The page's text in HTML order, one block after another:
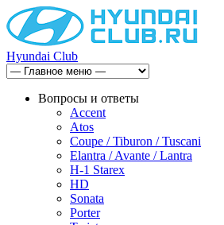
Hyundai Club
Вопросы и ответы
Accent
Atos
Coupe / Tiburon / Tuscani
Elantra / Avante / Lantra
H-1 Starex
HD
Sonata
Porter